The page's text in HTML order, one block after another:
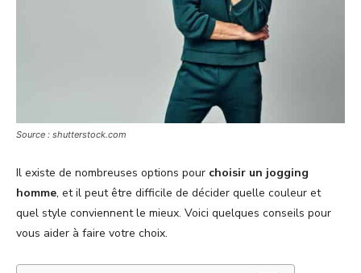
Source : shutterstock.com
Il existe de nombreuses options pour choisir un jogging
homme, et il peut être difficile de décider quelle couleur et
quel style conviennent le mieux. Voici quelques conseils pour
vous aider à faire votre choix.